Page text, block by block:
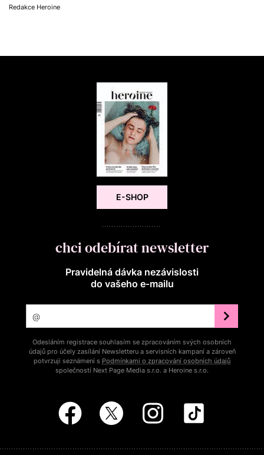
Redakce Heroine
E-SHOP
chci odebírat newsletter
Pravidelná dávka nezávislosti
do vašeho e‑mailu
Odesláním registrace souhlasím se zpracováním svých osobních
údajů pro účely zasílání Newsletteru a servisních kampaní a zároveň
potvrzuji seznámení s Podmínkami o zpracování osobních údajů
společností Next Page Media s.r.o. a Heroine s.r.o.